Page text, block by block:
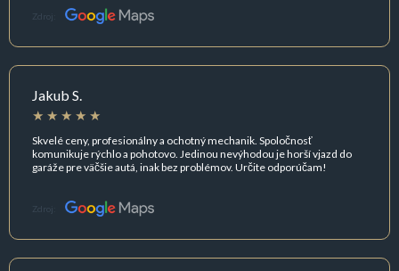
Zdroj:
Jakub S.
Skvelé ceny, profesionálny a ochotný mechanik. Spoločnosť
komunikuje rýchlo a pohotovo. Jedinou nevýhodou je horší vjazd do
garáže pre väčšie autá, inak bez problémov. Určite odporúčam!
Zdroj: